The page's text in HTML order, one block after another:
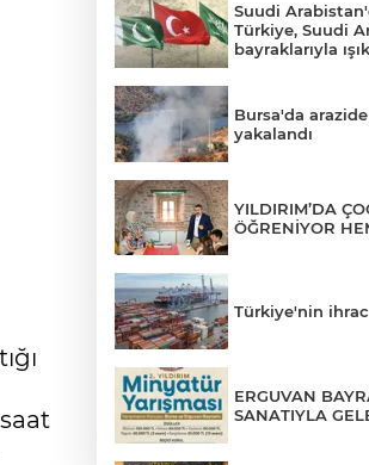
Suudi
Türkiye, Suudi
bayraklarıyla
Bursa'da
yakalandı
YILDIRIM’DA
ÖĞRENİYOR
Türkiye'nin
ERGUVAN
SANATIYLA